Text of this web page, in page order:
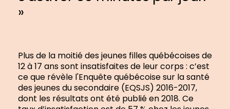
»
Plus de la moitié des jeunes filles québécoises de
12 à 17 ans sont insatisfaites de leur corps : c’est
ce que révèle l'Enquête québécoise sur la santé
des jeunes du secondaire (EQSJS) 2016-2017,
dont les résultats ont été publié en 2018. Ce